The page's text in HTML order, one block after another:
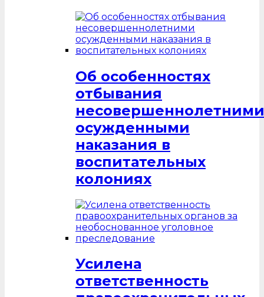
Об особенностях
отбывания
несовершеннолетними
осужденными
наказания в
воспитательных
колониях
Усилена
ответственность